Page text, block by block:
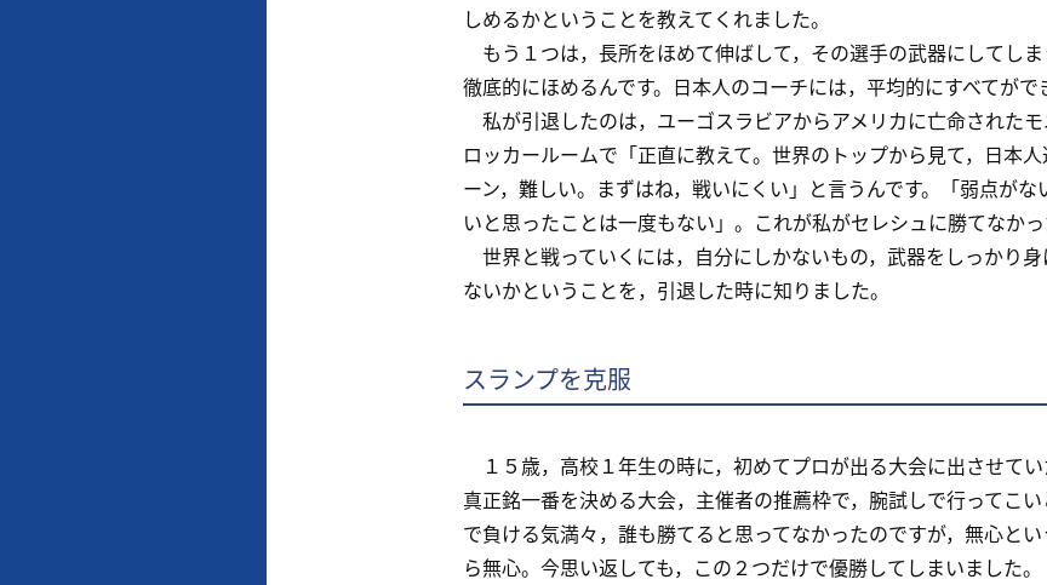
しめるかということを教えてくれました。
もう１つは，長所をほめて伸ばして，その選手の武器にしてしま
徹底的にほめるんです。日本人のコーチには，平均的にすべてが
私が引退したのは，ユーゴスラビアからアメリカに亡命された
ロッカールームで「正直に教えて。世界のトップから見て，日本
ーン，難しい。まずはね，戦いにくい」と言うんです。「弱点が
いと思ったことは一度もない」。これが私がセレシュに勝てなかっ
世界と戦っていくには，自分にしかないもの，武器をしっかり
ないかということを，引退した時に知りました。
スランプを克服
１５歳，高校１年生の時に，初めてプロが出る大会に出させて
真正銘一番を決める大会，主催者の推薦枠で，腕試しで行ってこ
で負ける気満々，誰も勝てると思ってなかったのですが，無心と
ら無心。今思い返しても，この２つだけで優勝してしまいました。